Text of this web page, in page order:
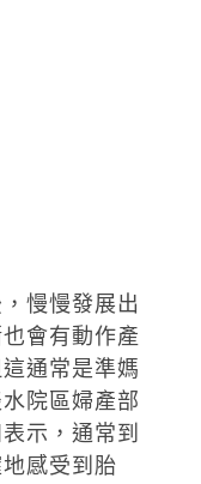
慢慢發展出
會有動作產
通常是準媽
院區婦產部
示，通常到
感受到胎